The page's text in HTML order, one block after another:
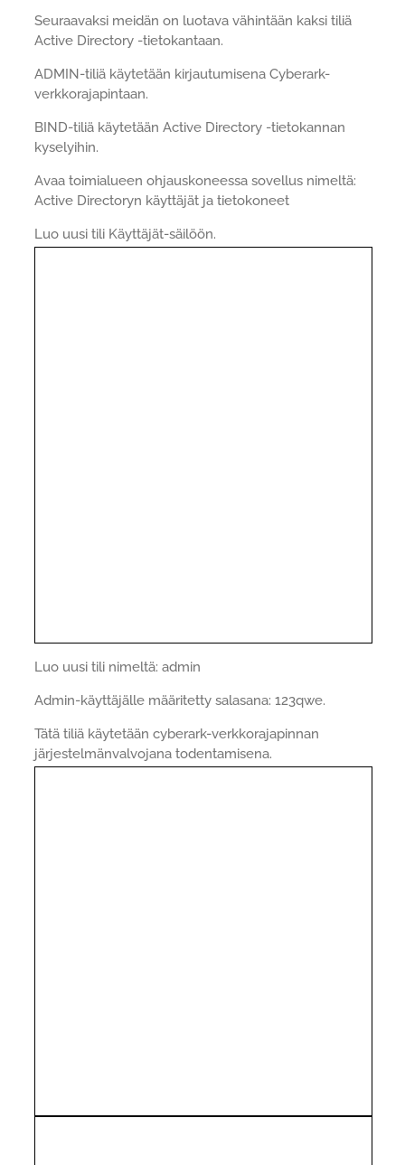
Seuraavaksi meidän on luotava vähintään kaksi tiliä
Active Directory -tietokantaan.
ADMIN-tiliä käytetään kirjautumisena Cyberark-
verkkorajapintaan.
BIND-tiliä käytetään Active Directory -tietokannan
kyselyihin.
Avaa toimialueen ohjauskoneessa sovellus nimeltä:
Active Directoryn käyttäjät ja tietokoneet
Luo uusi tili Käyttäjät-säilöön.
Luo uusi tili nimeltä: admin
Admin-käyttäjälle määritetty salasana: 123qwe.
Tätä tiliä käytetään cyberark-verkkorajapinnan
järjestelmänvalvojana todentamisena.